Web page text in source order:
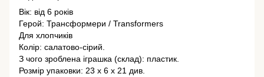
Вік: від 6 років
Герой: Трансформери / Transformers
Для хлопчиків
Колір: салатово-сірий.
З чого зроблена іграшка (склад): пластик.
Розмір упаковки: 23 x 6 x 21 див.